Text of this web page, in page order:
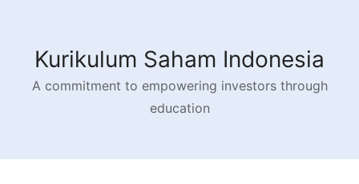
contentKurikulum Saham Indonesia
A commitment to empowering investors through
education